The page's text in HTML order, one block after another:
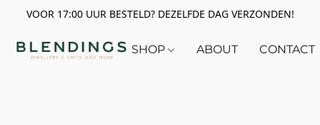
VOOR 17:00 UUR BESTELD? DEZELFDE DAG VERZONDEN!
SHOP ABOUT CONTACT